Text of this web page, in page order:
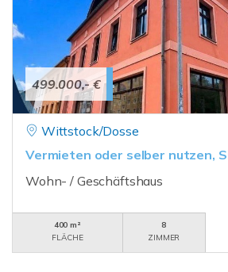
499.000,- €
Wittstock/Dosse
Vermieten oder selber nutzen,
Wohn- / Geschäftshaus
400 m²
FLÄCHE
8
ZIMMER